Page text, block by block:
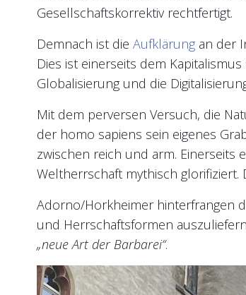
Gesellschaftskorrektiv rechtfertigt.
Demnach ist die Aufklärung an der
Dies ist einerseits dem
Globalisierung und die
Mit dem perversen Versuch, die
der homo sapiens sein eigenes
zwischen reich und arm. Einerseits
Weltherrschaft mythisch glorifiziert.
Adorno/Horkheimer hinterfrangen
und Herrschaftsformen
„neue Art der Barbarei“.